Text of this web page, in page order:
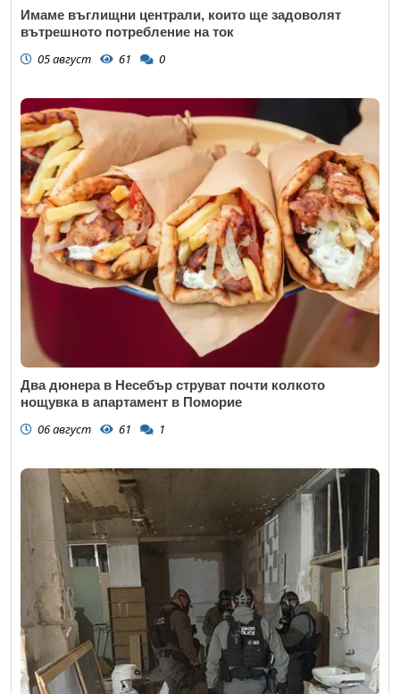
Имаме въглищни централи, които ще задоволят
вътрешното потребление на ток
05 август 61 0
Два дюнера в Несебър струват почти колкото
нощувка в апартамент в Поморие
06 август 61 1